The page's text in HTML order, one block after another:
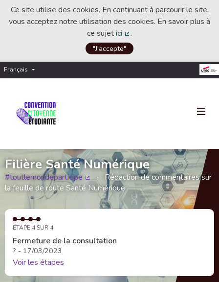
Ce site utilise des cookies. En continuant à parcourir le site,
vous acceptez notre utilisation des cookies. En savoir plus à
ce sujetici
(Lien externe)
.
"J'accepte"
Français Choisir la langue
Filière Santé Numérique
#toutlemondeparticipe
(Lien externe)
Rédaction de commentaires sur
la feuille de route Santé Numérique
ÉTAPE 4 SUR 4
Fermeture de la consultation
? - 17/03/2023
Voir les étapes